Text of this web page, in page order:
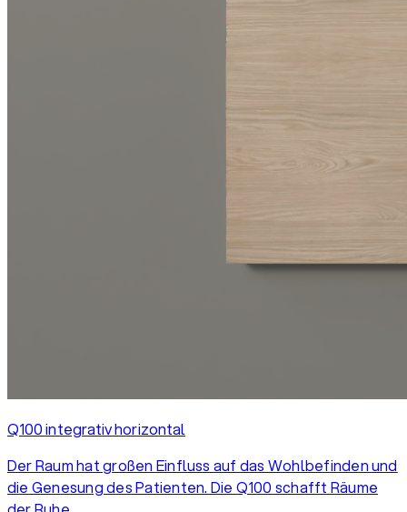
Q100 integrativ horizontal
Der Raum hat großen Einfluss auf das Wohlbefinden und
die Genesung des Patienten. Die Q100 schafft Räume